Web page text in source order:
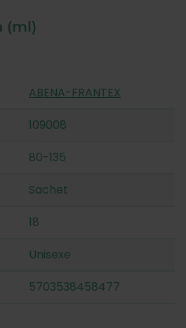
(ml)
ABENA-FRANTEX
109008
80-135
Sachet
18
Unisexe
5703538458477